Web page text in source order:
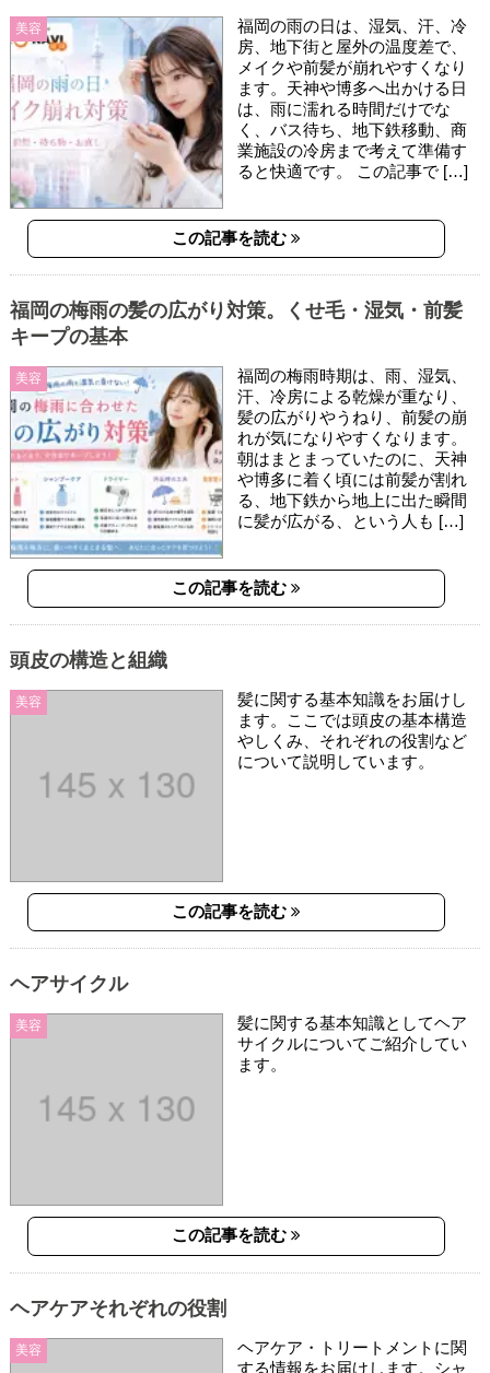
美容
福岡の雨の日は、湿気、汗、冷
房、地下街と屋外の温度差で、
メイクや前髪が崩れやすくなり
ます。天神や博多へ出かける日
は、雨に濡れる時間だけでな
く、バス待ち、地下鉄移動、商
業施設の冷房まで考えて準備す
ると快適です。 この記事で […]
この記事を読む
美容
福岡の梅雨の髪の広がり対策。くせ毛・湿気・前髪
キープの基本
福岡の梅雨時期は、雨、湿気、
汗、冷房による乾燥が重なり、
髪の広がりやうねり、前髪の崩
れが気になりやすくなります。
朝はまとまっていたのに、天神
や博多に着く頃には前髪が割れ
る、地下鉄から地上に出た瞬間
に髪が広がる、という人も […]
この記事を読む
美容
頭皮の構造と組織
髪に関する基本知識をお届けし
ます。ここでは頭皮の基本構造
やしくみ、それぞれの役割など
について説明しています。
この記事を読む
美容
ヘアサイクル
髪に関する基本知識としてヘア
サイクルについてご紹介してい
ます。
この記事を読む
美容
ヘアケアそれぞれの役割
ヘアケア・トリートメントに関
する情報をお届けします。シャ